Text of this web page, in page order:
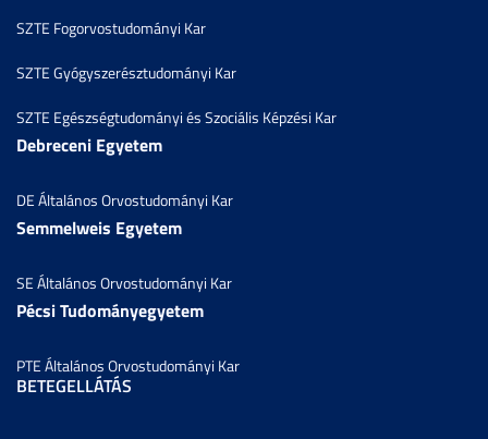
SZTE Fogorvostudományi Kar
SZTE Gyógyszerésztudományi Kar
SZTE Egészségtudományi és Szociális Képzési Kar
Debreceni Egyetem
DE Általános Orvostudományi Kar
Semmelweis Egyetem
SE Általános Orvostudományi Kar
Pécsi Tudományegyetem
PTE Általános Orvostudományi Kar
BETEGELLÁTÁS